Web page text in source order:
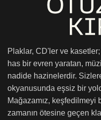
Plaklar, CD'ler ve
has bir evren yaratan,
nadide hazinelerdir.
okyanusunda eşsiz bir
Mağazamız, keşfedilmeyi
zamanın ötesine geçen